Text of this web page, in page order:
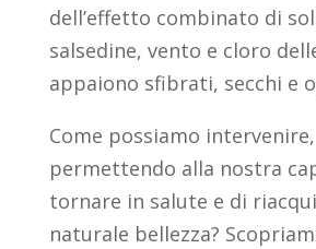
dell’effetto combinato di
salsedine, vento e cloro
appaiono sfibrati, secchi e
Come possiamo intervenire,
permettendo alla nostra
tornare in salute e di
naturale bellezza?